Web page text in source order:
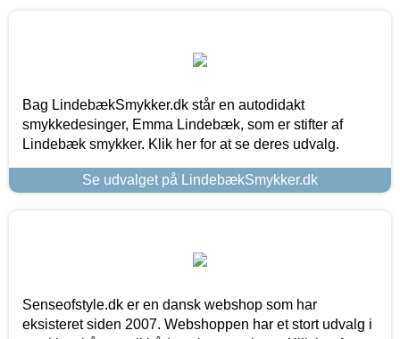
Bag LindebækSmykker.dk står en autodidakt
smykkedesinger, Emma Lindebæk, som er stifter af
Lindebæk smykker. Klik her for at se deres udvalg.
Se udvalget på LindebækSmykker.dk
Senseofstyle.dk er en dansk webshop som har
eksisteret siden 2007. Webshoppen har et stort udvalg i